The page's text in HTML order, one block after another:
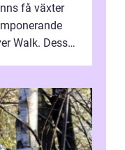
få växter
Walk. Dess